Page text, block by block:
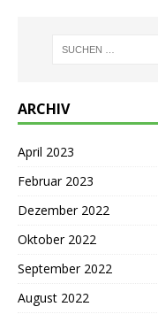
ARCHIV
April 2023
Februar 2023
Dezember 2022
Oktober 2022
September 2022
August 2022